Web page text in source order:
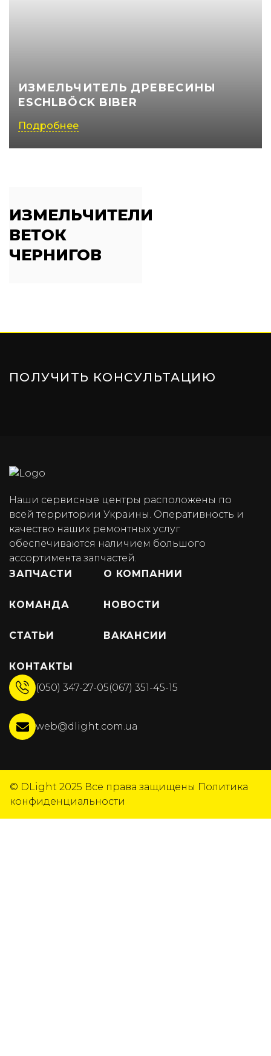
ИЗМЕЛЬЧИТЕЛЬ ДРЕВЕСИНЫ
ESCHLBÖCK BIBER
Подробнее
ИЗМЕЛЬЧИТЕЛИ
ВЕТОК
ЧЕРНИГОВ
ПОЛУЧИТЬ КОНСУЛЬТАЦИЮ
Наши сервисные центры расположены по
всей территории Украины. Оперативность и
качество наших ремонтных услуг
обеспечиваются наличием большого
ассортимента запчастей.
ЗАПЧАСТИ
О КОМПАНИИ
КОМАНДА НОВОСТИ
СТАТЬИ ВАКАНСИИ
КОНТАКТЫ
(050) 347-27-05(067) 351-45-15
web@dlight.com.ua
© DLight 2025 Все права защищены Политика
конфиденциальности